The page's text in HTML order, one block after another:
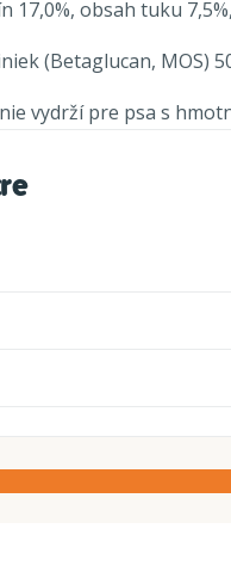
17,0%, obsah tuku
(Betaglucan, MOS)
vydrží pre psa s